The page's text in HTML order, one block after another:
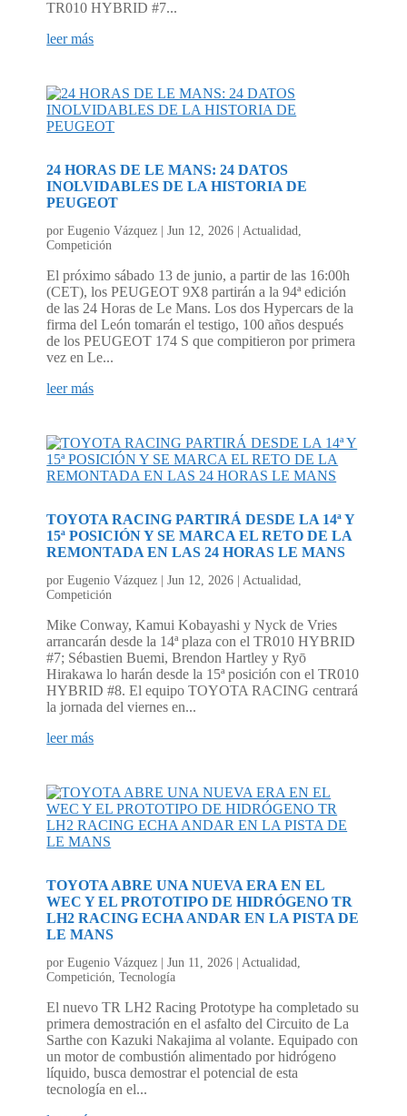
TR010 HYBRID #7...
leer más
24 HORAS DE LE MANS: 24 DATOS
INOLVIDABLES DE LA HISTORIA DE
PEUGEOT
porEugenio Vázquez |Jun 12, 2026 Actualidad
Competición
El próximo sábado 13 de junio, a partir de las 16:00h
(CET), los PEUGEOT 9X8 partirán a la 94ª edición
de las 24 Horas de Le Mans. Los dos Hypercars de la
firma del León tomarán el testigo, 100 años después
de los PEUGEOT 174 S que compitieron por primera
vez en Le...
leer más
TOYOTA RACING PARTIRÁ DESDE LA 14ª Y
15ª POSICIÓN Y SE MARCA EL RETO DE LA
REMONTADA EN LAS 24 HORAS LE MANS
porEugenio Vázquez |Jun 12, 2026 Actualidad
Competición
Mike Conway, Kamui Kobayashi y Nyck de Vries
arrancarán desde la 14ª plaza con el TR010 HYBRID
#7; Sébastien Buemi, Brendon Hartley y Ryō
Hirakawa lo harán desde la 15ª posición con el TR010
HYBRID #8. El equipo TOYOTA RACING centrará
la jornada del viernes en...
leer más
TOYOTA ABRE UNA NUEVA ERA EN EL
WEC Y EL PROTOTIPO DE HIDRÓGENO TR
LH2 RACING ECHA ANDAR EN LA PISTA DE
LE MANS
porEugenio Vázquez |Jun 11, 2026 Actualidad
Competición ,Tecnología
El nuevo TR LH2 Racing Prototype ha completado su
primera demostración en el asfalto del Circuito de La
Sarthe con Kazuki Nakajima al volante. Equipado con
un motor de combustión alimentado por hidrógeno
líquido, busca demostrar el potencial de esta
tecnología en el...